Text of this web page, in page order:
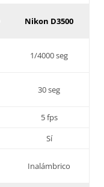
Nikon D3500
1/4000 seg
30 seg
5 fps
Sí
Inalámbrico